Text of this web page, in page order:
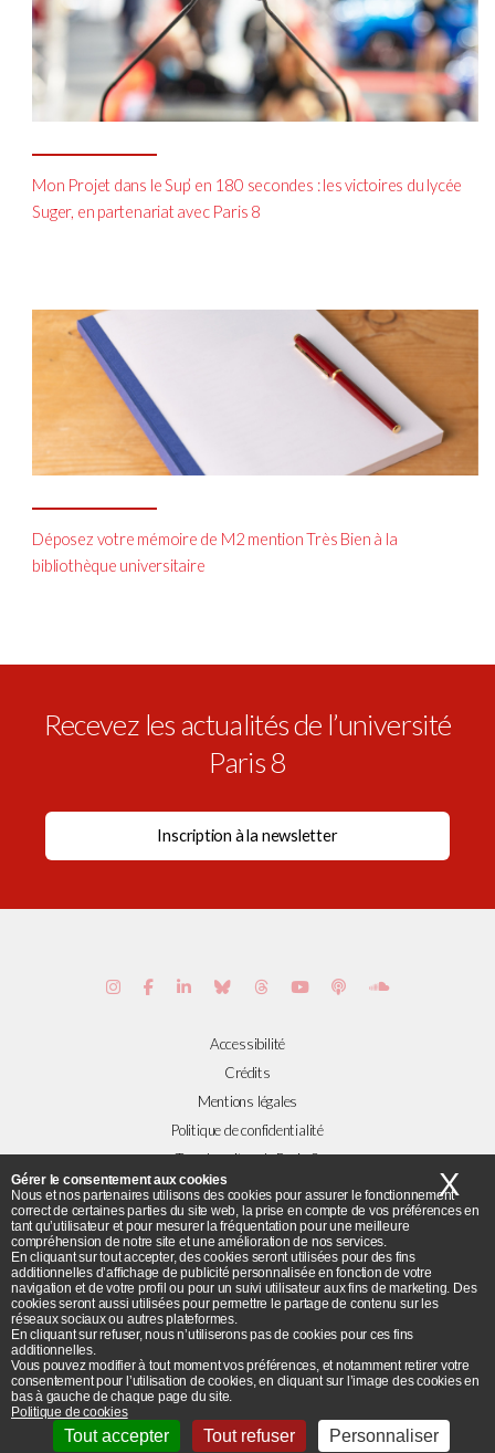
Mon Projet dans le Sup’ en 180 secondes : les victoires du lycée
Suger, en partenariat avec Paris 8
Déposez votre mémoire de M2 mention Très Bien à la
bibliothèque universitaire
Recevez les actualités de l’université
Paris 8
Accessibilité
Crédits
Mentions légales
Politique de confidentialité
Tous les sites de Paris 8
Plans et accès
Flux RSS
© Université Paris 8 ©2019 - Tous droits réservés
Université Paris 8 - 2 rue de la Liberté - 93526 Saint-Denis cedex / Tel :
+33(0)1 49 40 67 89 Fax : +33(0) 1 48 21 04 46
Gérer le consentement aux cookies
Nous et nos partenaires utilisons des cookies pour assurer le fonctionnement
correct de certaines parties du site web, la prise en compte de vos préférences en
tant qu’utilisateur et pour mesurer la fréquentation pour une meilleure
compréhension de notre site et une amélioration de nos services.
En cliquant sur tout accepter, des cookies seront utilisées pour des fins
additionnelles d’affichage de publicité personnalisée en fonction de votre
navigation et de votre profil ou pour un suivi utilisateur aux fins de marketing. Des
cookies seront aussi utilisées pour permettre le partage de contenu sur les
réseaux sociaux ou autres plateformes.
En cliquant sur refuser, nous n’utiliserons pas de cookies pour ces fins
additionnelles.
Vous pouvez modifier à tout moment vos préférences, et notamment retirer votre
consentement pour l’utilisation de cookies, en cliquant sur l’image des cookies en
bas à gauche de chaque page du site.
Politique de cookies
Tout accepter Tout refuser Personnaliser
X